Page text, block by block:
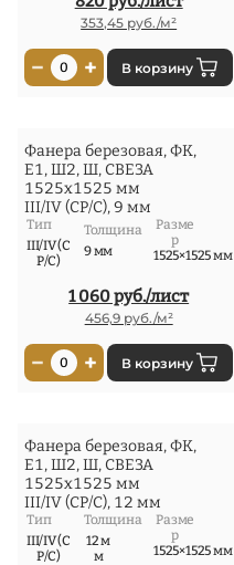
353,45 руб./м²
− 0 + В корзину
Фанера березовая, ФК,
Е1, Ш2, Ш, СВЕЗА
1525x1525 мм
III/IV (СР/С), 9 мм
Тип
III/IV (С
Р/С)
Толщина
9 мм
Разме
р
1525×1525 мм
1 060 руб./лист
456,9 руб./м²
− 0 + В корзину
Фанера березовая, ФК,
Е1, Ш2, Ш, СВЕЗА
1525x1525 мм
III/IV (СР/С), 12 мм
Тип
III/IV (С
Р/С)
Толщина
12 м
м
Разме
р
1525×1525 мм